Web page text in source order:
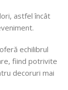
astfel încât
echilibrul
fiind potrivite
decoruri mai